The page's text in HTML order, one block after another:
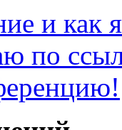
и как
по